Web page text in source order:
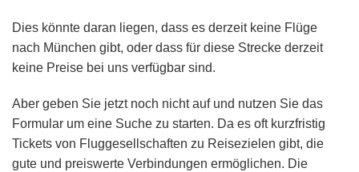
Dies könnte daran liegen, dass es derzeit keine Flüge
nach München gibt, oder dass für diese Strecke derzeit
keine Preise bei uns verfügbar sind.
Aber geben Sie jetzt noch nicht auf und nutzen Sie das
Formular um eine Suche zu starten. Da es oft kurzfristig
Tickets von Fluggesellschaften zu Reisezielen gibt, die
gute und preiswerte Verbindungen ermöglichen. Die